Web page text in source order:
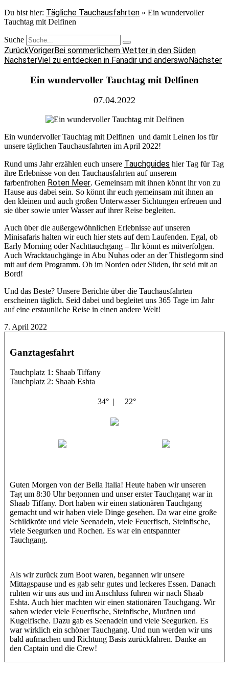
Du bist hier: Tägliche Tauchausfahrten » Ein wundervoller
Tauchtag mit Delfinen
Suche
ZurückVorigerBei sommerlichem Wetter in den Süden
NächsterViel zu entdecken in Fanadir und anderswoNächster
Ein wundervoller Tauchtag mit Delfinen
07.04.2022
Ein wundervoller Tauchtag mit Delfinen und damit Leinen los für
unsere täglichen Tauchausfahrten im April 2022!
Rund ums Jahr erzählen euch unsere Tauchguides hier Tag für Tag
ihre Erlebnisse von den Tauchausfahrten auf unserem
farbenfrohen Roten Meer. Gemeinsam mit ihnen könnt ihr von zu
Hause aus dabei sein. So könnt ihr euch gemeinsam mit ihnen an
den kleinen und auch großen Unterwasser Sichtungen erfreuen und
sie über sowie unter Wasser auf ihrer Reise begleiten.
Auch über die außergewöhnlichen Erlebnisse auf unseren
Minisafaris halten wir euch hier stets auf dem Laufenden. Egal, ob
Early Morning oder Nachttauchgang – Ihr könnt es mitverfolgen.
Auch Wracktauchgänge in Abu Nuhas oder an der Thistlegorm sind
mit auf dem Programm. Ob im Norden oder Süden, ihr seid mit an
Bord!
Und das Beste? Unsere Berichte über die Tauchausfahrten
erscheinen täglich. Seid dabei und begleitet uns 365 Tage im Jahr
auf eine erstaunliche Reise in einen andere Welt!
7. April 2022
Ganztagesfahrt
Tauchplatz 1: Shaab Tiffany
Tauchplatz 2: Shaab Eshta
34° | 22°
Guten Morgen von der Bella Italia! Heute haben wir unseren
Tag um 8:30 Uhr begonnen und unser erster Tauchgang war in
Shaab Tiffany. Dort haben wir einen stationären Tauchgang
gemacht und wir haben viele Dinge gesehen. Da war eine große
Schildkröte und viele Seenadeln, viele Feuerfisch, Steinfische,
viele Seegurken und Rochen. Es war ein entspannter
Tauchgang.
Als wir zurück zum Boot waren, begannen wir unsere
Mittagspause und es gab sehr gutes und leckeres Essen. Danach
ruhten wir uns aus und im Anschluss fuhren wir nach Shaab
Eshta. Auch hier machten wir einen stationären Tauchgang. Wir
sahen wieder viele Feuerfische, Steinfische, Muränen und
Kugelfische. Dazu gab es Seenadeln und viele Seegurken. Es
war wirklich ein schöner Tauchgang. Und nun werden wir uns
bald aufmachen und Richtung Basis zurückfahren. Danke an
den Captain und die Crew!